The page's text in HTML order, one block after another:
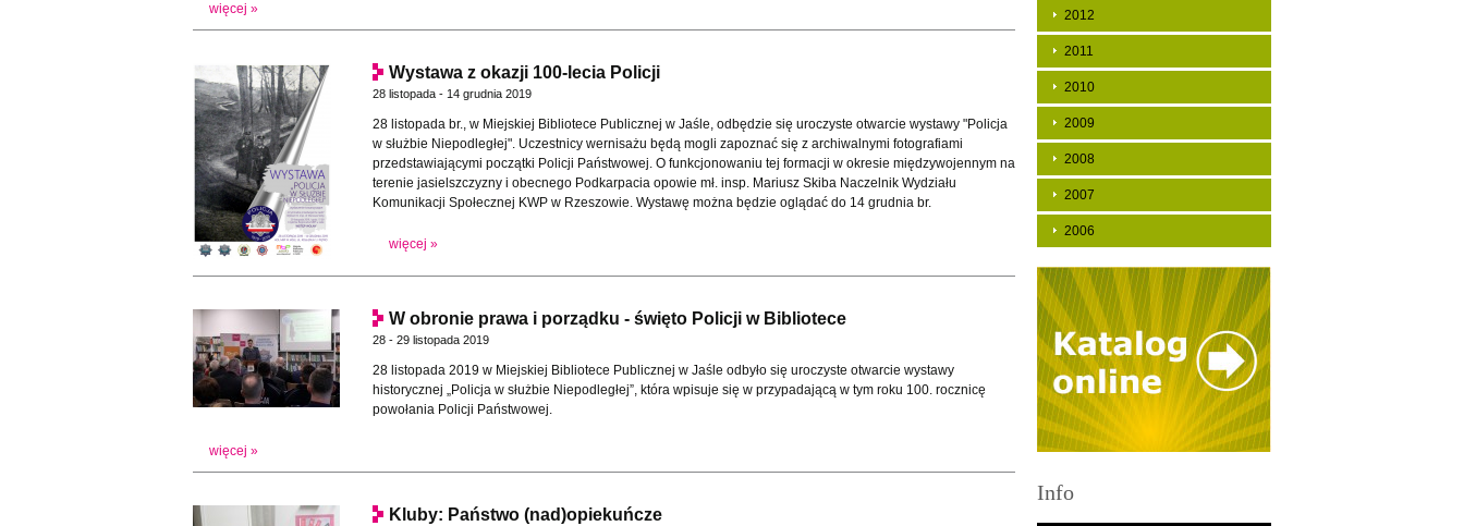
więcej »
Wystawa z okazji 100-lecia Policji
28 listopada - 14 grudnia 2019
28 listopada br., w Miejskiej Bibliotece Publicznej w Jaśle, odbędzie się uroczyste otwarcie wystawy "Policja
w służbie Niepodległej". Uczestnicy wernisażu będą mogli zapoznać się z archiwalnymi fotografiami
przedstawiającymi początki Policji Państwowej. O funkcjonowaniu tej formacji w okresie międzywojennym na
terenie jasielszczyzny i obecnego Podkarpacia opowie mł. insp. Mariusz Skiba Naczelnik Wydziału
Komunikacji Społecznej KWP w Rzeszowie. Wystawę można będzie oglądać do 14 grudnia br.
więcej »
W obronie prawa i porządku - święto Policji w Bibliotece
28 - 29 listopada 2019
28 listopada 2019 w Miejskiej Bibliotece Publicznej w Jaśle odbyło się uroczyste otwarcie wystawy
historycznej „Policja w służbie Niepodległej”, która wpisuje się w przypadającą w tym roku 100. rocznicę
powołania Policji Państwowej.
więcej »
Kluby: Państwo (nad)opiekuńcze
2012
2011
2010
2009
2008
2007
2006
Info